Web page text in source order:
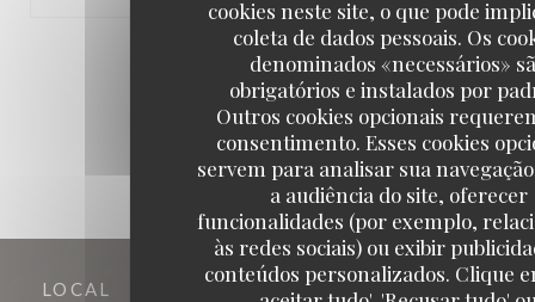
cookies neste site, o que pode
coleta de dados pessoais. Os
denominados «necessários»
obrigatórios e instalados por
Outros cookies opcionais
consentimento. Esses cookies
servem para analisar sua
a audiência do site, oferecer
funcionalidades (por exemplo,
às redes sociais) ou exibir
conteúdos personalizados. Clique
1 2 3
LOCAL